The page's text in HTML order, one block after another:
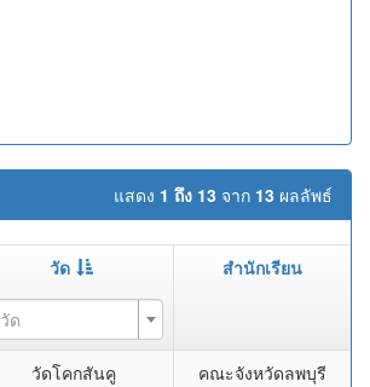
แสดง 1 ถึง 13 จาก 13 ผลลัพธ์
วัด สำนักเรียน
วัด
วัดโคกสันคู
คณะจังหวัดลพบุรี